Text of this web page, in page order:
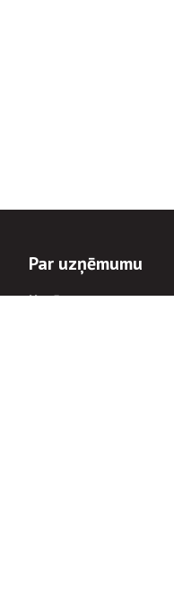
Par uzņēmumu
Uzņēmums